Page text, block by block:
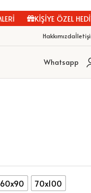
KİŞİYE ÖZEL
Hakkımızda
Whatsapp
60x90
70x100